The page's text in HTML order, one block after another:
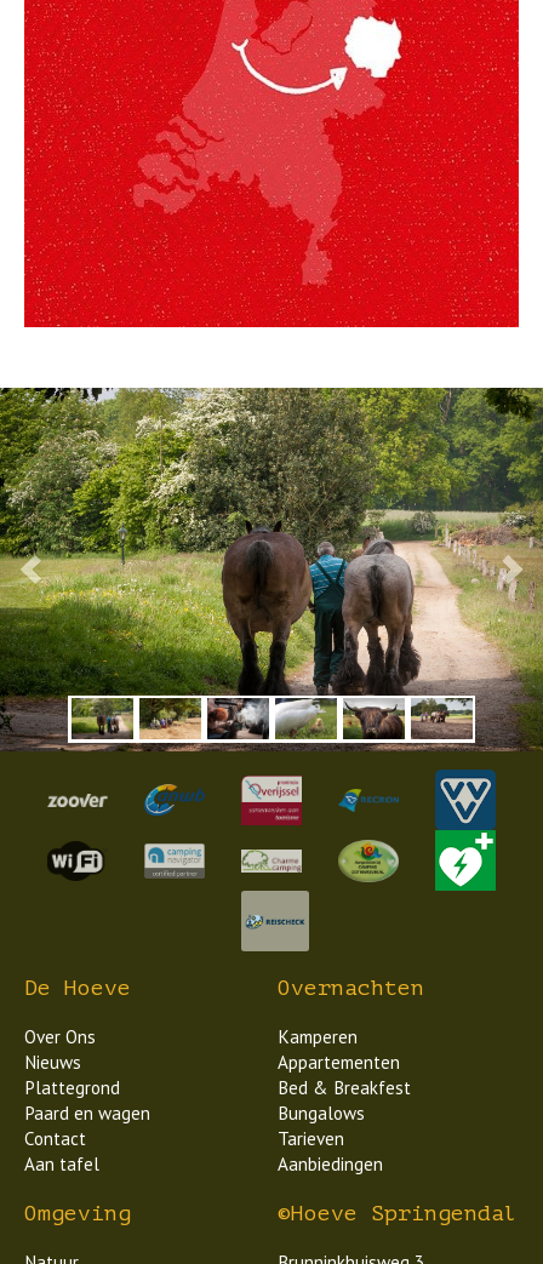
©Hoeve Springendal
De Hoeve
Over Ons
Nieuws
Plattegrond
Paard en wagen
Contact
Aan tafel
Overnachten
Kamperen
Appartementen
Bed & Breakfest
Bungalows
Tarieven
Aanbiedingen
Omgeving